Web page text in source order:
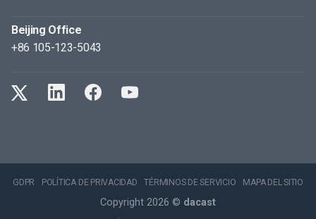
Beijing Office
+86 105-123-5043
GDPR POLÍTICA DE PRIVACIDAD TÉRMINOS DE SERVICIO MAPA DEL SITIO
Copyright 2026 © dacast